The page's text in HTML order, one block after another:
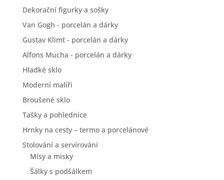
Dekorační figurky a sošky
Van Gogh - porcelán a dárky
Gustav Klimt - porcelán a dárky
Alfons Mucha - porcelán a dárky
Hladké sklo
Moderní malíři
Broušené sklo
Tašky a pohlednice
Hrnky na cesty – termo a porcelánové
Stolování a servírování
Mísy a misky
Šálky s podšálkem